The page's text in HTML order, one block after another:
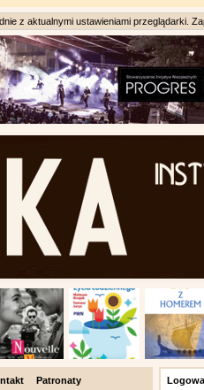
z aktualnymi ustawieniami przeglądarki.
Patronaty